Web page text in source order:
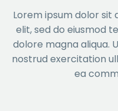
Lorem ipsum dolor
elit, sed do eiusmod
dolore magna aliqua.
nostrud exercitation
ea